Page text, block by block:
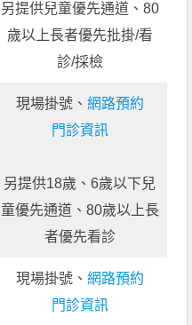
另提供兒童優先通道、80
歲以上長者優先批掛/看
診/採檢
現場掛號、 網路預約
門診資訊
另提供18歲、6歲以下兒
童優先通道、80歲以上長
者優先看診
現場掛號、 網路預約
門診資訊